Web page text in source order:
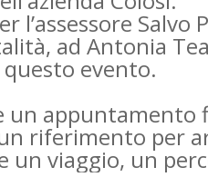
l’assessore Salvo
ad Antonia
evento.
un appuntamento
riferimento per
un viaggio, un